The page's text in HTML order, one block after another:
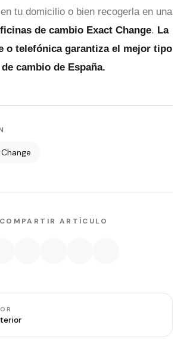
tu domicilio o bien recogerla en una
de cambio Exact Change. La
o telefónica garantiza el mejor tipo
de cambio de España.
COMPARTIR ARTÍCULO